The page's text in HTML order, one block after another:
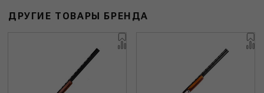
ДРУГИЕ ТОВАРЫ БРЕНДА